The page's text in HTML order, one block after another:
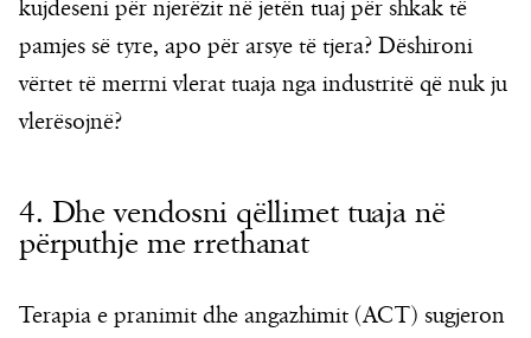
kujdeseni për njerëzit në jetën tuaj për shkak të
pamjes së tyre, apo për arsye të tjera? Dëshironi
vërtet të merrni vlerat tuaja nga industritë që nuk ju
vlerësojnë?
4. Dhe vendosni qëllimet tuaja në
përputhje me rrethanat
Terapia e pranimit dhe angazhimit (ACT) sugjeron